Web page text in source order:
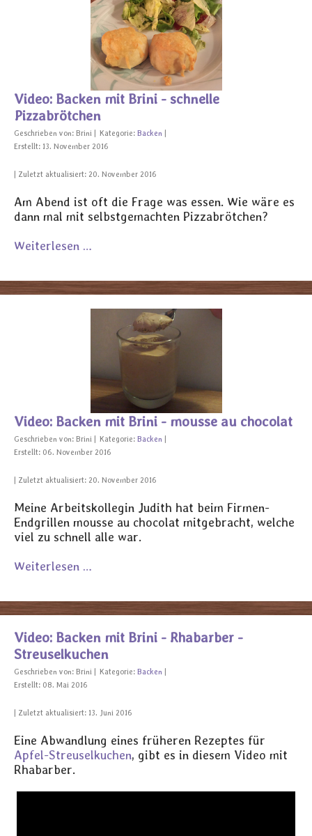
Video: Backen mit Brini - schnelle
Pizzabrötchen
Geschrieben von: Brini Kategorie: Backen
Erstellt: 13. November 2016
Zuletzt aktualisiert: 20. November 2016
Am Abend ist oft die Frage was essen. Wie wäre es
dann mal mit selbstgemachten Pizzabrötchen?
Weiterlesen …
Video: Backen mit Brini - mousse au chocolat
Geschrieben von: Brini Kategorie: Backen
Erstellt: 06. November 2016
Zuletzt aktualisiert: 20. November 2016
Meine Arbeitskollegin Judith hat beim Firmen-
Endgrillen mousse au chocolat mitgebracht, welche
viel zu schnell alle war.
Weiterlesen …
Video: Backen mit Brini - Rhabarber -
Streuselkuchen
Geschrieben von: Brini Kategorie: Backen
Erstellt: 08. Mai 2016
Zuletzt aktualisiert: 13. Juni 2016
Eine Abwandlung eines früheren Rezeptes für
Apfel-Streuselkuchen, gibt es in diesem Video mit
Rhabarber.